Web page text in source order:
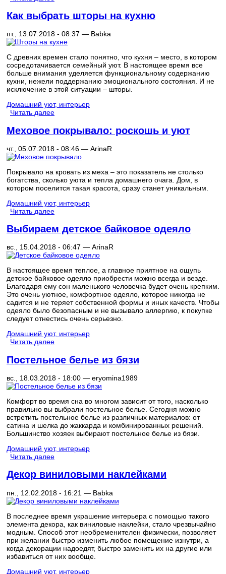
Как выбрать шторы на кухню
пт., 13.07.2018 - 08:37 — Babka
С древних времен стало понятно, что кухня – место, в котором
сосредотачивается семейный уют. В настоящее время все
больше внимания уделяется функциональному содержанию
кухни, нежели поддержанию эмоционального состояния. И не
исключение в этой ситуации – шторы.
Домашний уют, интерьер
Читать далее
Меховое покрывало: роскошь и уют
чт., 05.07.2018 - 08:46 — ArinaR
Покрывало на кровать из меха – это показатель не столько
богатства, сколько уюта и тепла домашнего очага. Дом, в
котором поселится такая красота, сразу станет уникальным.
Домашний уют, интерьер
Читать далее
Выбираем детское байковое одеяло
вс., 15.04.2018 - 06:47 — ArinaR
В настоящее время теплое, а главное приятное на ощупь
детское байковое одеяло приобрести можно всегда и везде.
Благодаря ему сон маленького человечка будет очень крепким.
Это очень уютное, комфортное одеяло, которое никогда не
садится и не теряет собственной формы и иных качеств. Чтобы
одеяло было безопасным и не вызывало аллергию, к покупке
следует отнестись очень серьезно.
Домашний уют, интерьер
Читать далее
Постельное белье из бязи
вс., 18.03.2018 - 18:00 — eryomina1989
Комфорт во время сна во многом зависит от того, насколько
правильно вы выбрали постельное белье. Сегодня можно
встретить постельное белье из различных материалов: от
сатина и шелка до жаккарда и комбинированных решений.
Большинство хозяек выбирают постельное белье из бязи.
Домашний уют, интерьер
Читать далее
Декор виниловыми наклейками
пн., 12.02.2018 - 16:21 — Babka
В последнее время украшение интерьера с помощью такого
элемента декора, как виниловые наклейки, стало чрезвычайно
модным. Способ этот необременителен физически, позволяет
при желании быстро изменить любое помещение изнутри, а
когда декорации надоедят, быстро заменить их на другие или
избавиться от них вообще.
Домашний уют, интерьер